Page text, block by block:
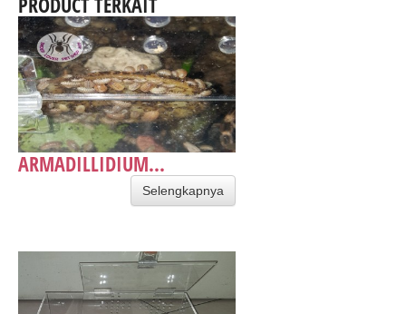
ARMADILLIDIUM...
Selengkapnya